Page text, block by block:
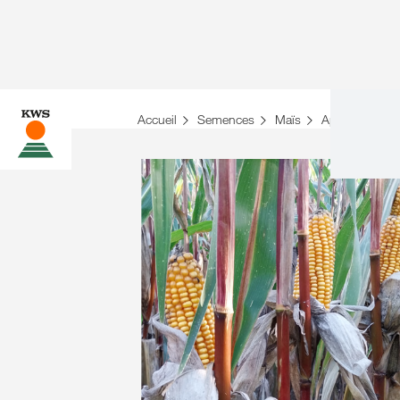
Accueil Semences Maïs Aperçu des